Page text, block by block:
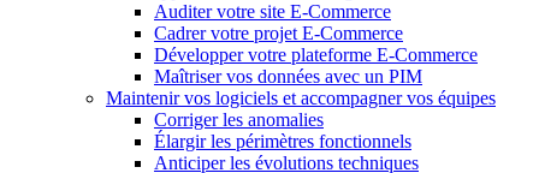
Auditer votre site E-Commerce
Cadrer votre projet E-Commerce
Développer votre plateforme E-Commerce
Maîtriser vos données avec un PIM
Maintenir vos logiciels et accompagner vos équipes
Corriger les anomalies
Élargir les périmètres fonctionnels
Anticiper les évolutions techniques